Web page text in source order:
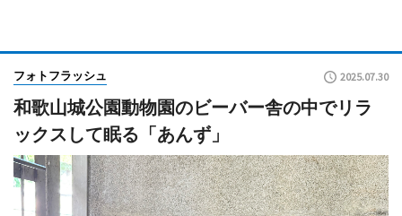
フォトフラッシュ 2025.07.30
和歌山城公園動物園のビーバー舎の中でリラ
ックスして眠る「あんず」